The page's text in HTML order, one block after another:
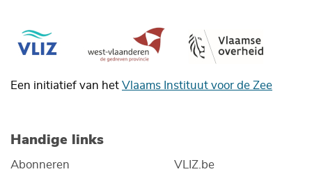
Een initiatief van het Vlaams Instituut voor de Zee
Handige links
Abonneren VLIZ.be